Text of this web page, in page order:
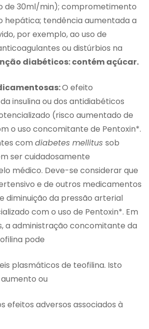
de 30ml/min); comprometimento
hepática; tendência aumentada a
por exemplo, ao uso de
ou distúrbios na
diabéticos: contém açúcar.
O efeito
insulina ou dos antidiabéticos
(risco aumentado de
o uso concomitante de Pentoxin*.
com diabetes mellitus sob
ser cuidadosamente
médico. Deve-se considerar que
e de outros medicamentos
diminuição da pressão arterial
com o uso de Pentoxin*. Em
a administração concomitante da
pode
plasmáticos de teofilina. Isto
ou
efeitos adversos associados à